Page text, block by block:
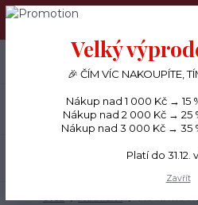
PŘÁNÍČKA a PAPÍROVÉ DÁRKY
+420 734 380 930
(Po-Ne, 8-20 hod.)
Velký
🎉 ČÍM VÍC NAKOUPÍTE,
Nákup nad 1 000 Kč → 15
Nákup nad 2 000 Kč → 25
Nákup nad 3 000 Kč → 35
Platí do 31.12.
Zavřít